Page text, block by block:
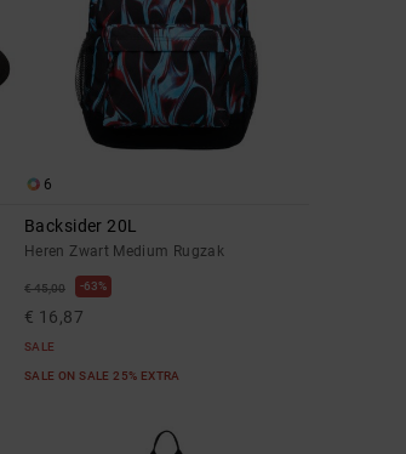
6
Backsider 20L
Heren Zwart Medium Rugzak
€ 45,00 63%
€ 16,87
SALE
SALE ON SALE 25% EXTRA